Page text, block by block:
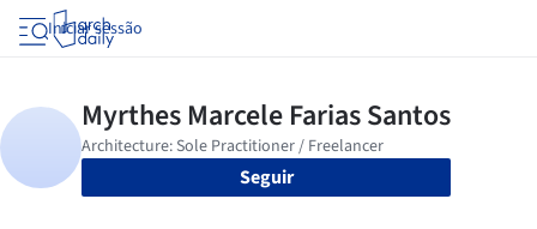
Iniciar sessão
Seguir